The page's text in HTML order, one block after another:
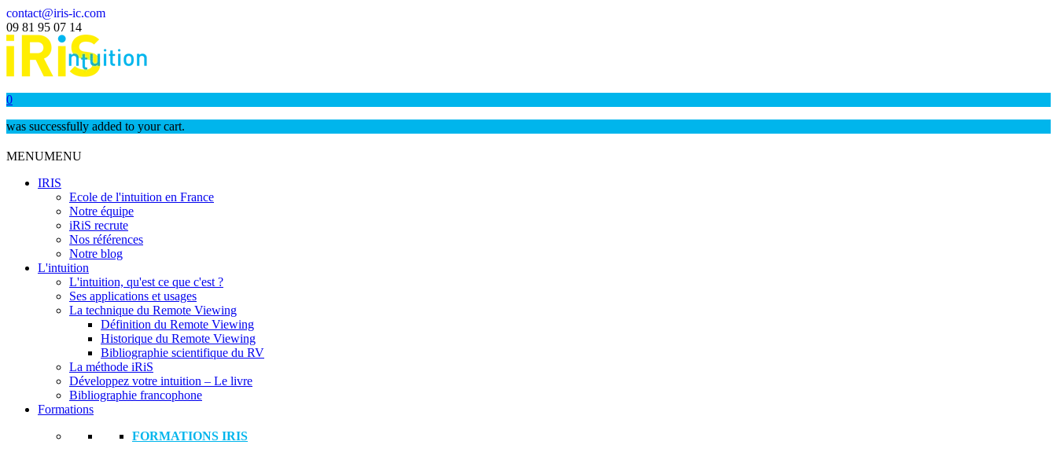
contact@iris-ic.com
09 81 95 07 14
0
was successfully added to your cart.
MENUMENU
IRIS
Ecole de l'intuition en France
Notre équipe
iRiS recrute
Nos références
Notre blog
L'intuition
L'intuition, qu'est ce que c'est ?
Ses applications et usages
La technique du Remote Viewing
Définition du Remote Viewing
Historique du Remote Viewing
Bibliographie scientifique du RV
La méthode iRiS
Développez votre intuition – Le livre
Bibliographie francophone
Formations
FORMATIONS IRIS